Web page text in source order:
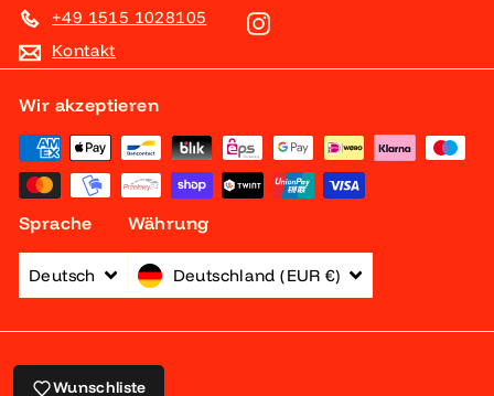
+49 1515 1028105
Kontakt
Instagram
Wir akzeptieren
Sprache
Deutsch
Währung
Deutschland (EUR €)
Powered by Shopify
Wunschliste